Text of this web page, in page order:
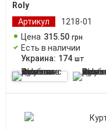
Roly
Артикул
1218-01
Цена 315.50 грн
Есть в наличии
Украина: 174 шт